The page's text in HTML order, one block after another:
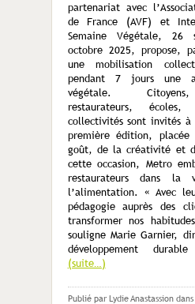
partenariat avec
de France (AVF) et
Semaine Végétale, 26
octobre 2025, propose,
une mobilisation
pendant 7 jours une
végétale.
restaurateurs,
collectivités sont invités
première édition,
goût, de la créativité et
cette occasion, Metro
restaurateurs dans la
l’alimentation. « Avec
pédagogie auprès des
transformer nos
souligne Marie Garnier,
développement
(suite…)
Publié par Lydie Anastassion dans